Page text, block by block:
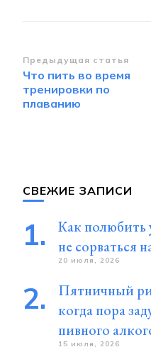
Навигация
по
записям
Предыдущая статья
Что пить во время
тренировки по
плаванию
СВЕЖИЕ ЗАПИСИ
Как полюбить
не сорваться
20 июля, 2026
Пятничный
когда пора
пивного
15 июля, 2026